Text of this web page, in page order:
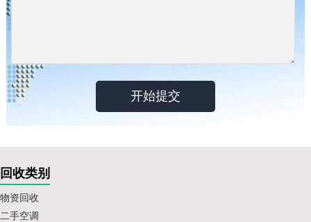
回收类别
物资回收
二手空调